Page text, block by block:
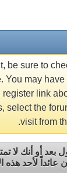
be sure to
You may have
link
select the
visit from
بعد أو أنك لا
عائداً لأحد هذه